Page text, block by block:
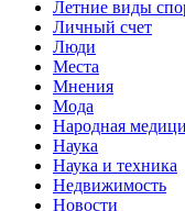
Летние виды
Личный счет
Люди
Места
Мнения
Мода
Народная
Наука
Наука и техника
Недвижимость
Новости